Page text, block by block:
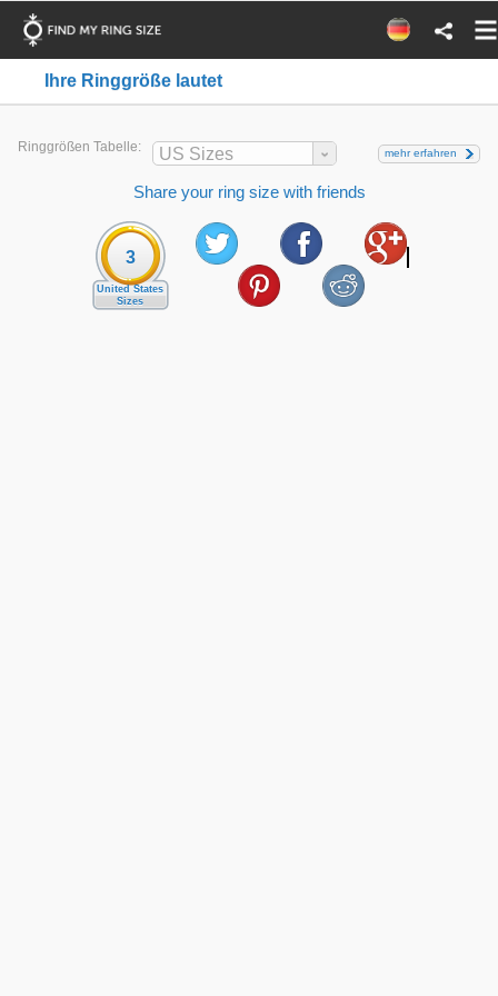
Ihre Ringgröße lautet
Ringgrößen Tabelle: US Sizes mehr erfahren
Share your ring size with friends
3
United States
Sizes